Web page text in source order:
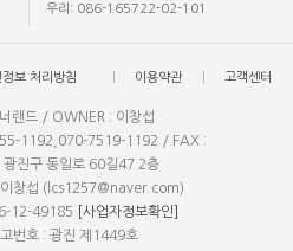
우리: 086-165722-02-101
정보 처리방침 이용약관 고객센터
랜드 / OWNER : 이창섭
1192,070-7519-1192 / FAX :
광진구 동일로 60길47 2층
이창섭 (lcs1257@naver.com)
12-49185
[사업자정보확인]
번호 : 광진 제1449호